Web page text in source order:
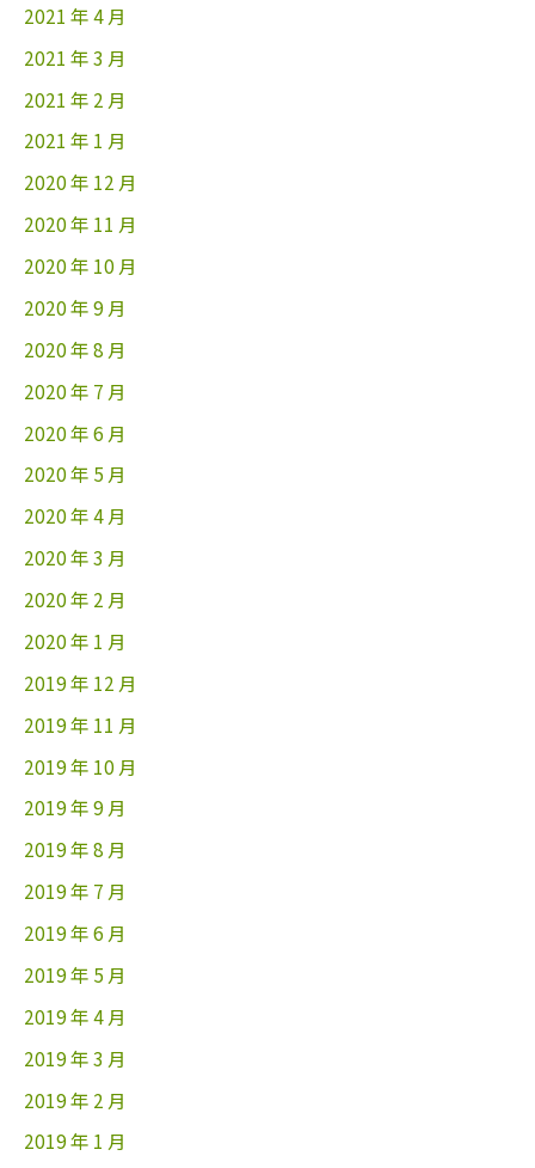
2021 年 4 月
2021 年 3 月
2021 年 2 月
2021 年 1 月
2020 年 12 月
2020 年 11 月
2020 年 10 月
2020 年 9 月
2020 年 8 月
2020 年 7 月
2020 年 6 月
2020 年 5 月
2020 年 4 月
2020 年 3 月
2020 年 2 月
2020 年 1 月
2019 年 12 月
2019 年 11 月
2019 年 10 月
2019 年 9 月
2019 年 8 月
2019 年 7 月
2019 年 6 月
2019 年 5 月
2019 年 4 月
2019 年 3 月
2019 年 2 月
2019 年 1 月